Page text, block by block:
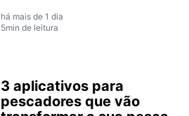
há mais de 1 dia
5min de leitura
3 aplicativos para
pescadores que vão